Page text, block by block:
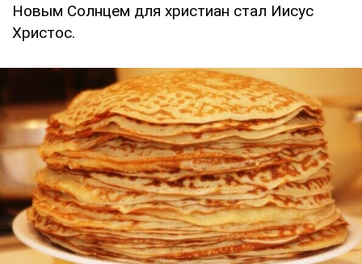
Новым Солнцем для христиан стал Иисус
Христос.